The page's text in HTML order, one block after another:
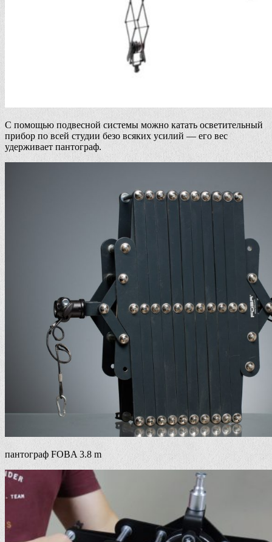
С помощью подвесной системы можно катать осветительный
прибор по всей студии безо всяких усилий — его вес
удерживает пантограф.
пантограф FOBA 3.8 m